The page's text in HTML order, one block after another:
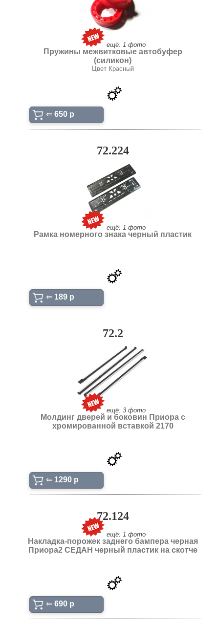
ещё: 1 фото
Пружины межвитковые автобуфер
(силикон)
Цвет Красный
⇐ 650 p
72.224
ещё: 1 фото
Рамка номерного знака черный пластик
⇐ 189 p
72.2
ещё: 3 фото
Молдинг дверей и боковин Приора с
хромированной вставкой 2170
⇐ 1290 p
72.124
ещё: 1 фото
Накладка-порожек заднего бампера черная
Приора2 СЕДАН черный пластик на скотче
⇐ 690 p